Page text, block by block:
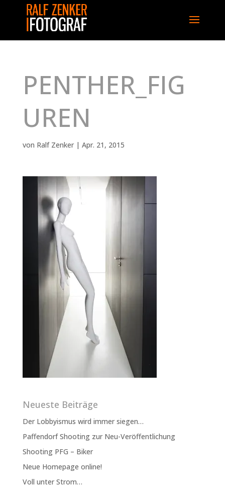
PENTHER_FIG
UREN
von Ralf Zenker| Apr. 21, 2015
Neueste Beiträge
Der Lobbyismus wird immer siegen…
Paffendorf Shooting zur Neu-Veröffentlichung
Shooting PFG – Biker
Neue Homepage online!
Voll unter Strom…